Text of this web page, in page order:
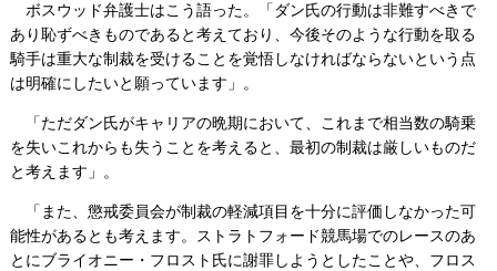
ボスウッド弁護士はこう語った。「ダン氏の行動は非難すべきで
あり恥ずべきものであると考えており、今後そのような行動を取る
騎手は重大な制裁を受けることを覚悟しなければならないという点
は明確にしたいと願っています」。
「ただダン氏がキャリアの晩期において、これまで相当数の騎乗
を失いこれからも失うことを考えると、最初の制裁は厳しいものだ
と考えます」。
「また、懲戒委員会が制裁の軽減項目を十分に評価しなかった可
能性があるとも考えます。ストラトフォード競馬場でのレースのあ
とにブライオニー・フロスト氏に謝罪しようとしたことや、フロス